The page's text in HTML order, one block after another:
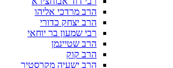
הרב מרדכי אליהו
הרב יצחק כדורי
רבי שמעון בר יוחאי
הרב שטיינמן
הרב קוק
הרב ישעיה מקרסטיר